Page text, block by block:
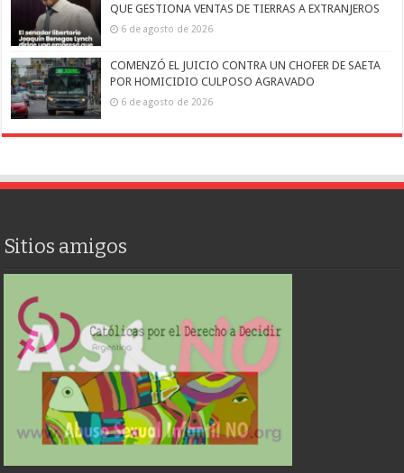
QUE GESTIONA VENTAS DE TIERRAS A EXTRANJEROS
6 de agosto de 2026
COMENZÓ EL JUICIO CONTRA UN CHOFER DE SAETA
POR HOMICIDIO CULPOSO AGRAVADO
6 de agosto de 2026
Sitios amigos